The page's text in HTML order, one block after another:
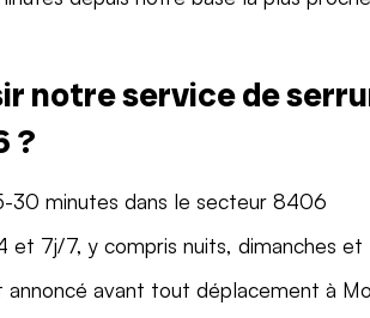
notre service de
?
30 minutes dans le secteur 8406
et 7j/7, y compris nuits, dimanches et
annoncé avant tout déplacement à